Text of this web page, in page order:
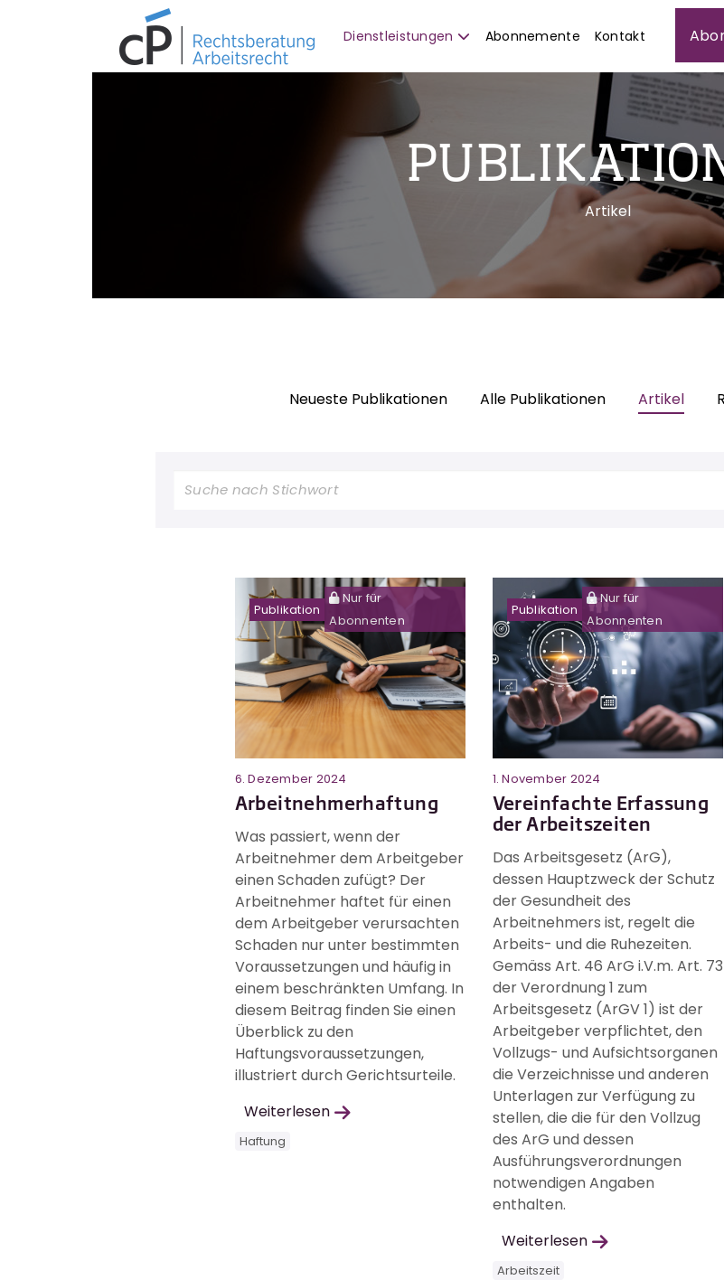
Dienstleistungen Abonnemente Kontakt
Artikel
Neueste Publikationen Alle Publikationen Artikel
Publikation
Nur für
Abonnenten
6. Dezember 2024
Arbeitnehmerhaftung
Was passiert, wenn der
Arbeitnehmer dem Arbeitgeber
einen Schaden zufügt? Der
Arbeitnehmer haftet für einen
dem Arbeitgeber verursachten
Schaden nur unter bestimmten
Voraussetzungen und häufig in
einem beschränkten Umfang. In
diesem Beitrag finden Sie einen
Überblick zu den
Haftungsvoraussetzungen,
illustriert durch Gerichtsurteile.
Weiterlesen
Haftung
Publikation
Nur für
Abonnenten
1. November 2024
Vereinfachte Erfassung
der Arbeitszeiten
Das Arbeitsgesetz (ArG),
dessen Hauptzweck der Schutz
der Gesundheit des
Arbeitnehmers ist, regelt die
Arbeits- und die Ruhezeiten.
Gemäss Art. 46 ArG i.V.m. Art. 73
der Verordnung 1 zum
Arbeitsgesetz (ArGV 1) ist der
Arbeitgeber verpflichtet, den
Vollzugs- und Aufsichtsorganen
die Verzeichnisse und anderen
Unterlagen zur Verfügung zu
stellen, die die für den Vollzug
des ArG und dessen
Ausführungsverordnungen
notwendigen Angaben
enthalten.
Weiterlesen
Arbeitszeit